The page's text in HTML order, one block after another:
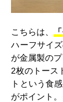
こちらは、
ハーフサイ
が金属製の
2枚のトース
トという食
がポイント。